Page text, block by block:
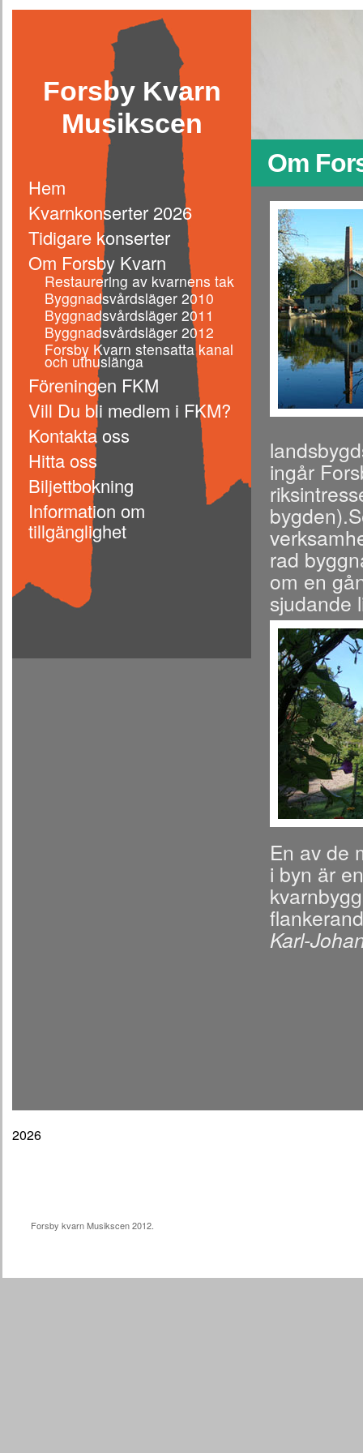
Hem
Kvarnkonserter 2026
Tidigare konserter
Om Forsby Kvarn
Restaurering av kvarnens tak
Byggnadsvårdsläger 2010
Byggnadsvårdsläger 2011
Byggnadsvårdsläger 2012
Forsby Kvarn stensatta kanal
och uthuslänga
Föreningen FKM
Vill Du bli medlem i FKM?
Kontakta oss
Hitta oss
Biljettbokning
Information om
tillgänglighet
Forsby Kvarn
Musikscen
Om
ingår
rad
om en
sjudande
En av de
i byn är
Karl-
2026
Forsby kvarn Musikscen 2012.